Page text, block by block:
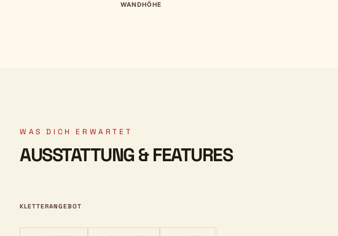
WANDHÖHE
WAS DICH ERWARTET
AUSSTATTUNG & FEATURES
KLETTERANGEBOT